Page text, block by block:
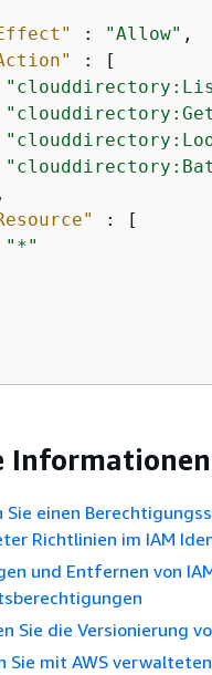
: "Allow" ,
: [
: [
"*"
Informationen
Sie einen
Richtlinien im IAM
und Entfernen von
Sie die Versionierung
Sie mit AWS